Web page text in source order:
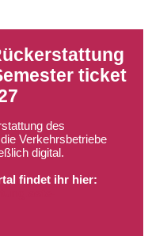
ticket
des
Verkehrsbetriebe
digital.
findet ihr hier: